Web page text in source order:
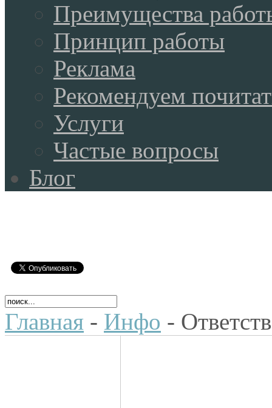
Преимущества
Принцип работы
Реклама
Рекомендуем
Услуги
Частые вопросы
Блог
Главная - Инфо -